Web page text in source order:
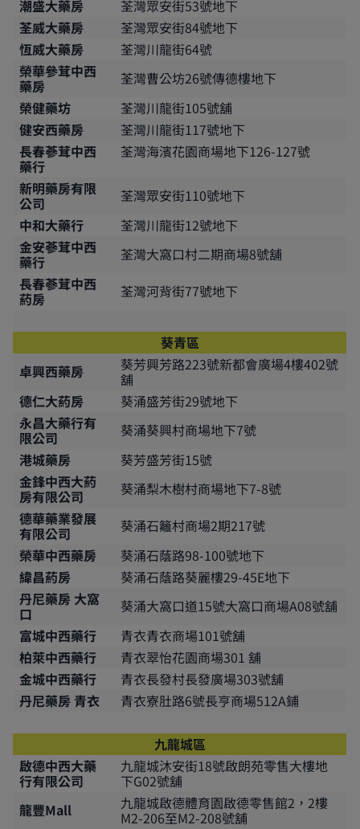
潮盛大藥房
荃灣眾安街53號地下
荃威大藥房
荃灣眾安街84號地下
恆威大藥房
荃灣川龍街64號
榮華參茸中西
藥房
荃灣曹公坊26號傳德樓地下
榮健藥坊
荃灣川龍街105號舖
健安西藥房
荃灣川龍街117號地下
長春蔘茸中西
藥行
荃灣海濱花園商場地下126-127號
新明藥房有限
公司
荃灣眾安街110號地下
中和大藥行
荃灣川龍街12號地下
金安蔘茸中西
藥行
荃灣大窩口村二期商場8號舖
長春蔘茸中西
葯房 荃灣河背街77號地下
葵青區
卓興西藥房
葵芳興芳路223號新都會廣場4樓402號
舖
德仁大葯房
葵涌盛芳街29號地下
永昌大藥行有
限公司
葵涌葵興村商場地下7號
港城藥房
葵芳盛芳街15號
金鋒中西大葯
房有限公司
葵涌梨木樹村商場地下7-8號
德華藥業發展
有限公司
葵涌石籬村商場2期217號
榮華中西藥房
葵涌石蔭路98-100號地下
緯昌葯房
葵涌石蔭路葵麗樓29-45E地下
丹尼藥房 大窩
口
葵涌大窩口道15號大窩口商場A08號舖
富城中西藥行
青衣青衣商場101號舖
柏萊中西藥行
青衣翠怡花園商場301 舖
金城中西藥行
青衣長發村長發廣場303號舖
丹尼藥房 青衣
青衣寮肚路6號長亨商場512A鋪
九龍城區
啟德中西大藥
行有限公司
九龍城沐安街18號啟朗苑零售大樓地
下G02號舖
龍豐Mall
九龍城啟德體育園啟德零售館2，2樓
M2-206至M2-208號舖